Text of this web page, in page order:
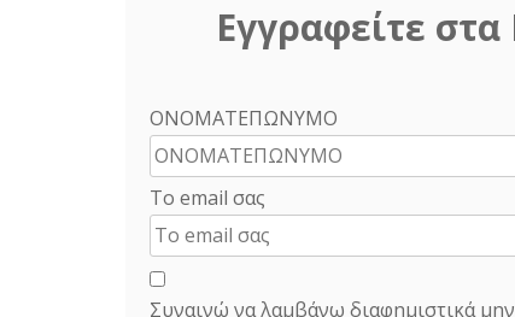
Εγγραφείτε
ΟΝΟΜΑΤΕΠΩΝΥΜΟ
Το email σας
Συναινώ να λαμβάνω διαφημιστικά